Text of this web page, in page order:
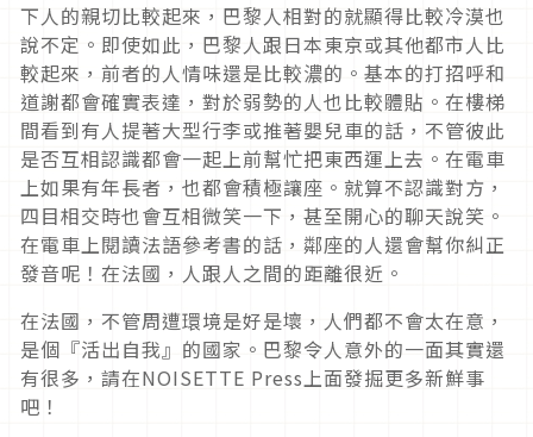
下人的親切比較起來，巴黎人相對的就顯得比較冷漠也
說不定。即使如此，巴黎人跟日本東京或其他都市人比
較起來，前者的人情味還是比較濃的。基本的打招呼和
道謝都會確實表達，對於弱勢的人也比較體貼。在樓梯
間看到有人提著大型行李或推著嬰兒車的話，不管彼此
是否互相認識都會一起上前幫忙把東西運上去。在電車
上如果有年長者，也都會積極讓座。就算不認識對方，
四目相交時也會互相微笑一下，甚至開心的聊天說笑。
在電車上閱讀法語參考書的話，鄰座的人還會幫你糾正
發音呢！在法國，人跟人之間的距離很近。
在法國，不管周遭環境是好是壞，人們都不會太在意，
是個『活出自我』的國家。巴黎令人意外的一面其實還
有很多，請在NOISETTE Press上面發掘更多新鮮事
吧！